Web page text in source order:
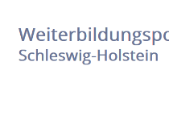
Inhalt
springen